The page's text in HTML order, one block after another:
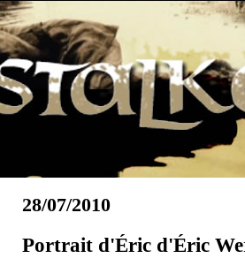
28/07/2010
Portrait d'Éric d'Éric